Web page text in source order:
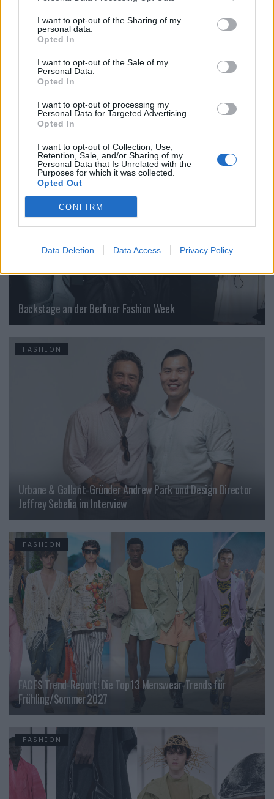
I want to opt-out of the Sharing of my
personal data.
Opted In
I want to opt-out of the Sale of my
Personal Data.
Opted In
I want to opt-out of processing my
Personal Data for Targeted Advertising.
Opted In
I want to opt-out of Collection, Use,
Retention, Sale, and/or Sharing of my
Personal Data that Is Unrelated with the
Purposes for which it was collected.
Opted Out
CONFIRM
Data Deletion Data Access Privacy Policy
Sapphire case-back: Yes
hierwelches Uhrenmodell am besten zu dir passt.
Luxus Piaget Uhren,
VERWANDTE ARTIKEL
FASHION
Backstage an der Berliner Fashion Week
FASHION
Urbane & Gallant-Gründer Andrew Park und Design Director
Jeffrey Sebelia im Interview
FASHION
FACES Trend-Report: Die Top 13 Menswear-Trends für
Frühling/Sommer 2027
FASHION